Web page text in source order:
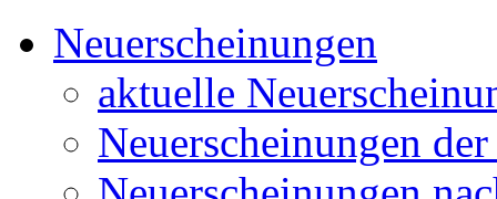
Neuerscheinungen
aktuelle
Neuerscheinungen